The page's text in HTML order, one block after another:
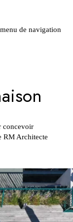
de navigation
concevoir
RM Architecte